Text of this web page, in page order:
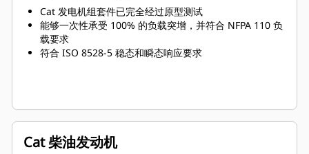
Cat 发电机组套件已完全经过原型测试
能够一次性承受 100% 的负载突增，并符合 NFPA 110 负
载要求
符合 ISO 8528-5 稳态和瞬态响应要求
Cat 柴油发动机